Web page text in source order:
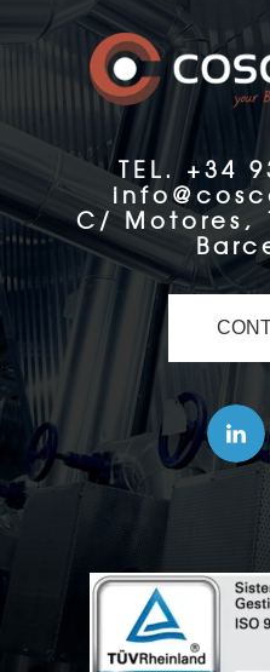
TEL. +34
C/ Motores,